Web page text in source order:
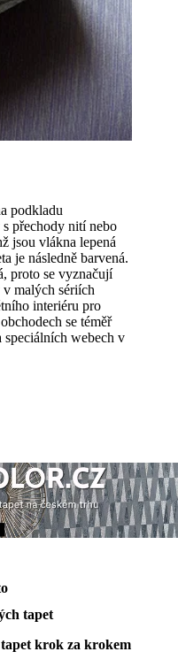
podkladu
přechody nití nebo
jsou vlákna lepená
je následně barvená.
proto se vyznačují
malých sériích
interiéru pro
se téměř
webech v
tapet
krok za krokem